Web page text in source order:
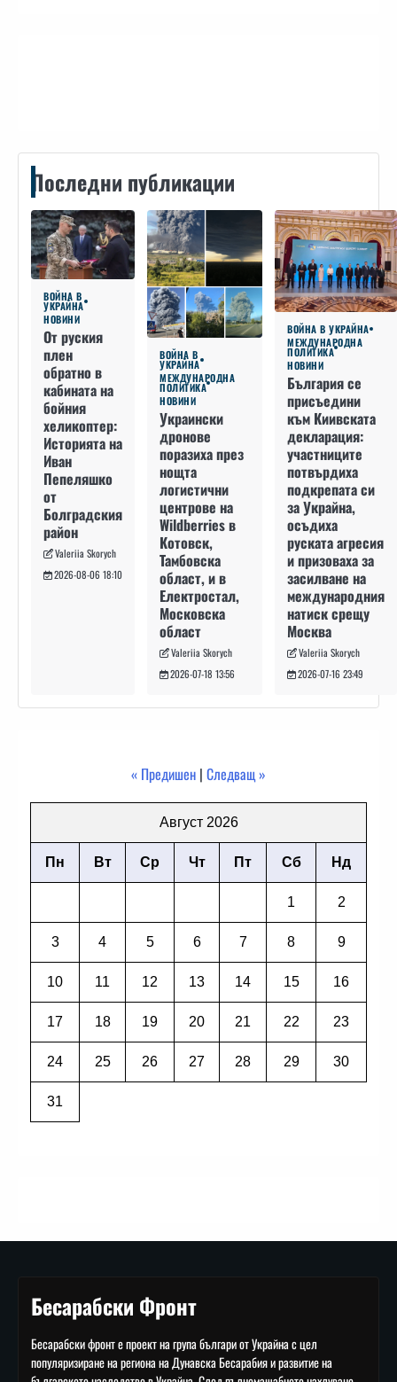
Последни публикации
ВОЙНА В
УКРАЙНА
НОВИНИ
От руския
плен
обратно в
кабината на
бойния
хеликоптер:
Историята на
Иван
Пепеляшко
от
Болградския
район
Valeriia Skorych
2026-08-06 18:10
ВОЙНА В
УКРАЙНА
МЕЖДУНАРОДНА
ПОЛИТИКА
НОВИНИ
Украински
дронове
поразиха през
нощта
логистични
центрове на
Wildberries в
Котовск,
Тамбовска
област, и в
Електростал,
Московска
област
Valeriia Skorych
2026-07-18 13:56
ВОЙНА В УКРАЙНА
МЕЖДУНАРОДНА
ПОЛИТИКА
НОВИНИ
България се
присъедини
към Киивската
декларация:
участниците
потвърдиха
подкрепата си
за Украйна,
осъдиха
руската агресия
и призоваха за
засилване на
международния
натиск срещу
Москва
Valeriia Skorych
2026-07-16 23:49
« Предишен | Следващ »
Август 2026
Пн Вт Ср Чт Пт Сб Нд
1 2
3 4 5 6 7 8 9
10 11 12 13 14 15 16
17 18 19 20 21 22 23
24 25 26 27 28 29 30
31
Бесарабски Фронт
Бесарабски фронт е проект на група българи от Украйна с цел
популяризиране на региона на Дунавска Бесарабия и развитие на